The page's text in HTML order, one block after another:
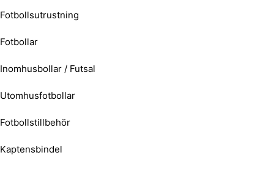
Fotbollsutrustning
Fotbollar
Inomhusbollar / Futsal
Utomhusfotbollar
Fotbollstillbehör
Kaptensbindel